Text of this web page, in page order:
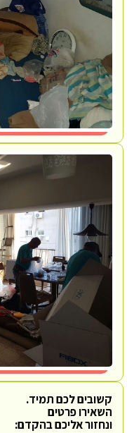
קשובים לכם תמיד.
השאירו פרטים
ונחזור אליכם בהקדם: